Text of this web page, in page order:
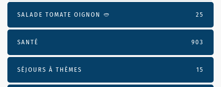
SALADE TOMATE OIGNON 🥙 25
SANTÉ 903
SÉJOURS À THÈMES 15